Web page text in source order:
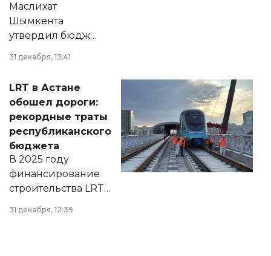
Маслихат
Шымкента
утвердил бюджет
города на 2026–
2028 годы.
документ
появился в базе
нормативных
правовых актов и
на сайте маслихат
города.
31 декабря, 13:41
LRT в Астане
обошел дороги:
рекордные траты
республиканского
бюджета
В 2025 году
финансирование
строительства LRT
в Астане из
республиканского
31 декабря, 12:39